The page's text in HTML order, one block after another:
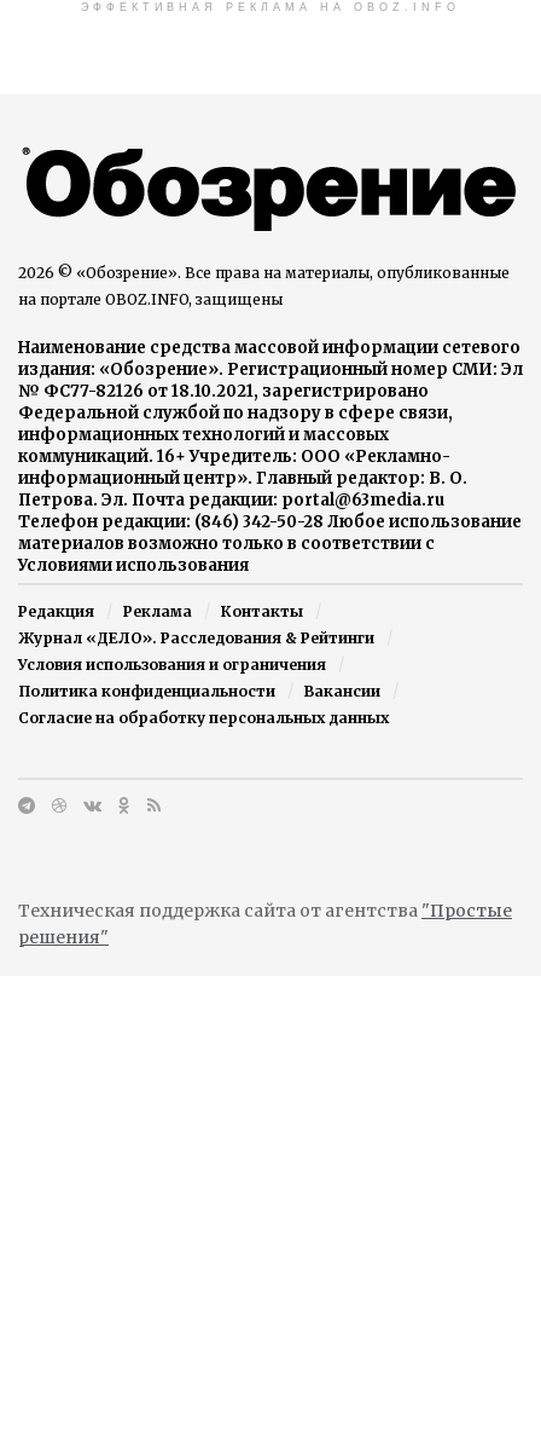
ЭФФЕКТИВНАЯ РЕКЛАМА НА OBOZ.INFO
2026 © «Обозрение». Все права на материалы, опубликованные
на портале OBOZ.INFO, защищены
Наименование средства массовой информации сетевого
издания: «Обозрение». Регистрационный номер СМИ: Эл
№ ФС77-82126 от 18.10.2021, зарегистрировано
Федеральной службой по надзору в сфере связи,
информационных технологий и массовых
коммуникаций. 16+ Учредитель: ООО «Рекламно-
информационный центр». Главный редактор: В. О.
Петрова. Эл. Почта редакции: portal@63media.ru
Телефон редакции: (846) 342-50-28 Любое использование
материалов возможно только в соответствии с
Условиями использования
Редакция Реклама
Контакты
Журнал «ДЕЛО». Расследования & Рейтинги
Условия использования и ограничения
Политика конфиденциальности
Вакансии
Согласие на обработку персональных данных
Техническая поддержка сайта от агентства "Простые
решения"